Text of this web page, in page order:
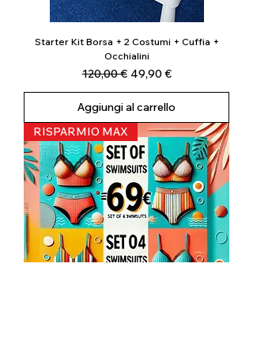
Starter Kit Borsa + 2 Costumi + Cuffia +
Occhialini
Prezzo regolare
120,00 € Prezzo scontato
49,90 €
Aggiungi al carrello
RISPARMIO MAX